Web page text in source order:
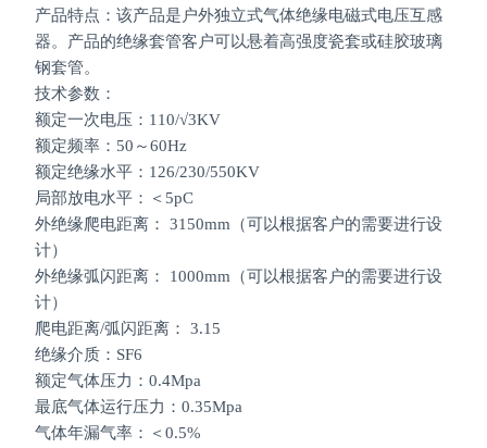
产品特点：该产品是户外独立式气体绝缘电磁式电压互感
器。产品的绝缘套管客户可以悬着高强度瓷套或硅胶玻璃
钢套管。
技术参数：
额定一次电压：110/√3KV
额定频率：50～60Hz
额定绝缘水平：126/230/550KV
局部放电水平：＜5pC
外绝缘爬电距离： 3150mm（可以根据客户的需要进行设
计）
外绝缘弧闪距离： 1000mm（可以根据客户的需要进行设
计）
爬电距离/弧闪距离： 3.15
绝缘介质：SF6
额定气体压力：0.4Mpa
最底气体运行压力：0.35Mpa
气体年漏气率：＜0.5%